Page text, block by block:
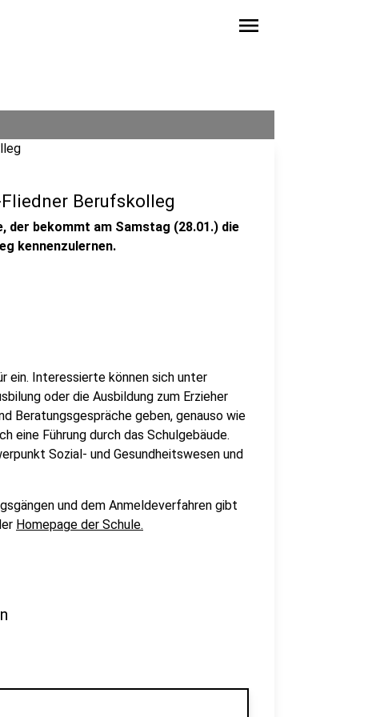
menu
Berufskolleg
der bekommt am Samstag (28.01.) die
kennenzulernen.
ein. Interessierte können sich unter
oder die Ausbildung zum Erzieher
Beratungsgespräche geben, genauso wie
eine Führung durch das Schulgebäude.
Sozial- und Gesundheitswesen und
und dem Anmeldeverfahren gibt
Homepage der Schule.